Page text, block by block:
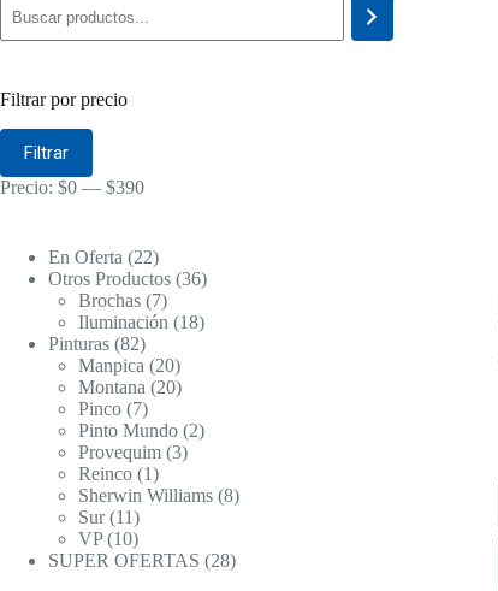
Filtrar por precio
Precio
mínimo
Precio
máximo
Filtrar
Precio: $0 — $390
En Oferta 2222
productos
Otros Productos 3636
Brochas 77
productos
Iluminación 1818
Pinturas 8282
productos
Manpica 2020
productos
Montana 2020
Pinco 77
productos
Pinto Mundo 22
Provequim 33
Reinco 11
producto
Sherwin Williams 88
Sur 1111
productos
VP 1010
productos
SUPER OFERTAS 2828